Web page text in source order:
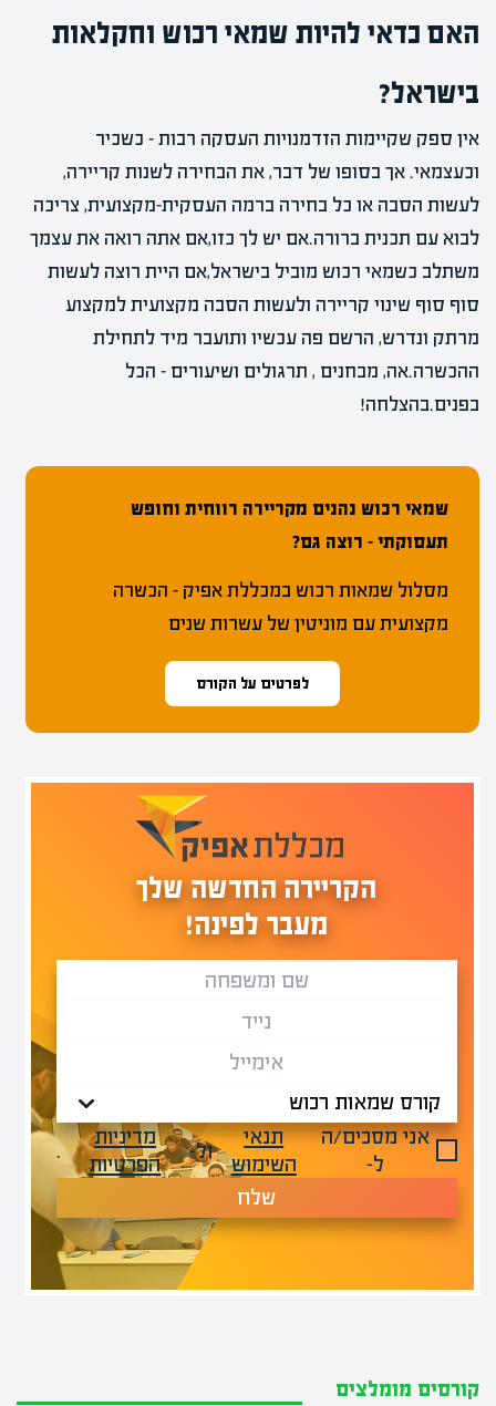
האם כדאי להיות שמאי רכוש וחקלאות
בישראל?
אין ספק שקיימות הזדמנויות העסקה רבות – כשכיר
וכעצמאי. אך בסופו של דבר, את הבחירה לשנות קריירה,
לעשות הסבה או כל בחירה ברמה העסקית-מקצועית, צריכה
לבוא עם תכנית ברורה.אם יש לך כזו,אם אתה רואה את עצמך
משתלב כשמאי רכוש מוביל בישראל,אם היית רוצה לעשות
סוף סוף שינוי קריירה ולעשות הסבה מקצועית למקצוע
מרתק ונדרש, הרשם פה עכשיו ותועבר מיד לתחילת
ההכשרה.אה, מבחנים , תרגולים ושיעורים – הכל
בפנים.בהצלחה!
שמאי רכוש נהנים מקריירה רווחית וחופש
תעסוקתי – רוצה גם?
מסלול שמאות רכוש במכללת אפיק – הכשרה
מקצועית עם מוניטין של עשרות שנים
לפרטים על הקורס
הקריירה החדשה שלך
מעבר לפינה!
אני מסכים/ה
ל-
תנאי
השימוש
ול-
מדיניות
הפרטיות
.
שלח
קורסים מומלצים